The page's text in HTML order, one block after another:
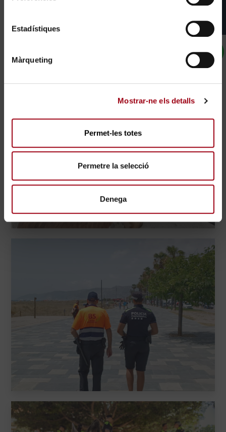
Estadístiques
Màrqueting
Mostrar-ne els detalls
Permet-les totes
Permetre la selecció
Denega